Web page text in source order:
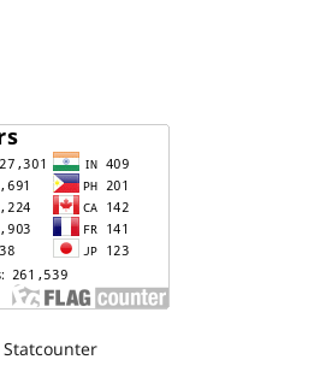
Statcounter